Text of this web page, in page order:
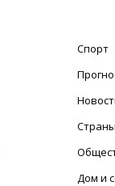
Спорт
Дом и